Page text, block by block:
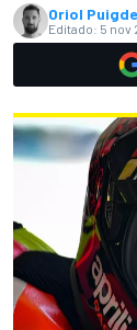
Oriol
Editado: 5 nov